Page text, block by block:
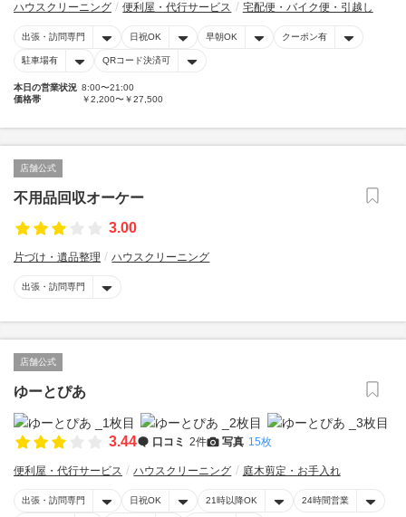
ハウスクリーニング 便利屋・代行サービス 宅配便・バイク便・引越し
出張・訪問専門 日祝OK 早朝OK クーポン有
駐車場有 QRコード決済可
本日の営業状況 8:00〜21:00
価格帯
￥2,200〜￥27,500
店舗公式
不用品回収オーケー
3.00
片づけ・遺品整理 ハウスクリーニング
出張・訪問専門
店舗公式
ゆーとぴあ
3.44 口コミ 2件 写真 15枚
便利屋・代行サービス ハウスクリーニング 庭木剪定・お手入れ
出張・訪問専門 日祝OK 21時以降OK 24時間営業